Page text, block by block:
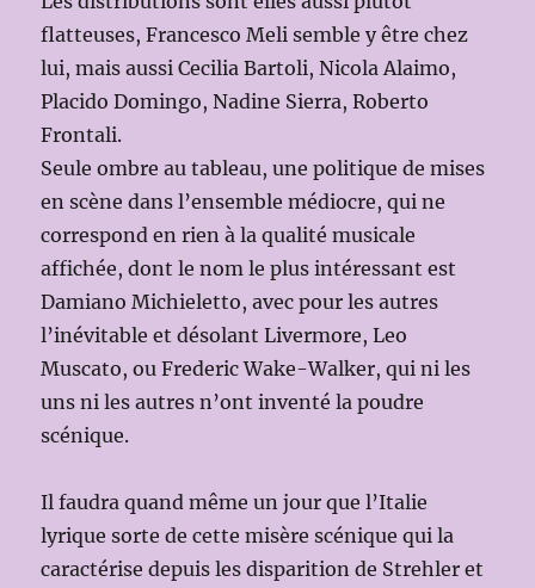
flatteuses, Francesco Meli semble y être chez
lui, mais aussi Cecilia Bartoli, Nicola Alaimo,
Placido Domingo, Nadine Sierra, Roberto
Frontali.
Seule ombre au tableau, une politique de mises
en scène dans l’ensemble médiocre, qui ne
correspond en rien à la qualité musicale
affichée, dont le nom le plus intéressant est
Damiano Michieletto, avec pour les autres
l’inévitable et désolant Livermore, Leo
Muscato, ou Frederic Wake-Walker, qui ni les
uns ni les autres n’ont inventé la poudre
scénique.
Il faudra quand même un jour que l’Italie
lyrique sorte de cette misère scénique qui la
caractérise depuis les disparition de Strehler et